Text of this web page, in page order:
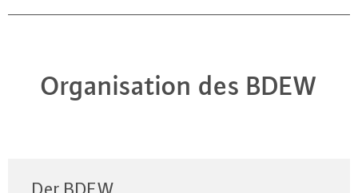
Organisation des BDEW